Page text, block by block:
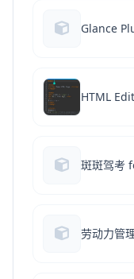
Glance
斑斑驾考
劳动力管